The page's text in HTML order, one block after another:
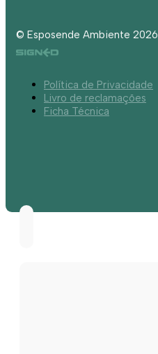
© Esposende Ambiente 2026
Política de Privacidade
Livro de reclamações
Ficha Técnica